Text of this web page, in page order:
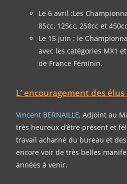
Le 6 avril :Les
85cc, 125cc, 250cc et
Le 15 juin : le
avec les catégories MX1
de France Féminin.
L’ encouragement des élus
Vincent BERNAILLE, Adjoint au
très heureux d’être présent et
travail acharné du bureau et
encore voir de très belles
années à venir.